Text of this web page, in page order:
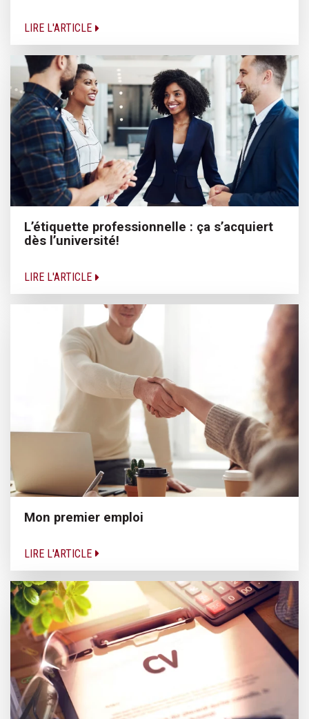
LIRE L'ARTICLE
L’étiquette professionnelle : ça s’acquiert
dès l’université!
LIRE L'ARTICLE
Mon premier emploi
LIRE L'ARTICLE